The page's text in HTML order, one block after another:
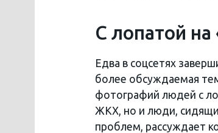
С лопатой на
Едва в соцсетях
более обсуждаемая
фотографий людей с
ЖКХ, но и люди,
проблем, рассуждает